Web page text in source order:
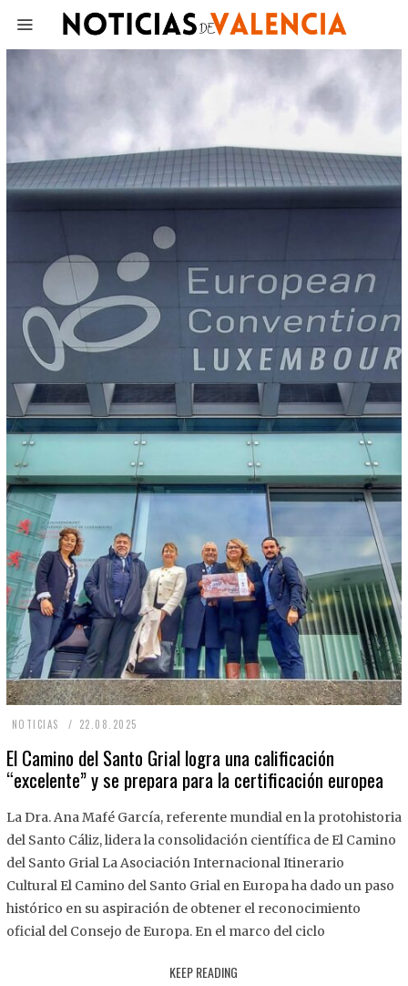
NOTICIAS 22.08.2025
.
8
2
2
El Camino del Santo Grial logra una calificación
“excelente” y se prepara para la certificación europea
La Dra. Ana Mafé García, referente mundial en la protohistoria
del Santo Cáliz, lidera la consolidación científica de El Camino
del Santo Grial La Asociación Internacional Itinerario
Cultural El Camino del Santo Grial en Europa ha dado un paso
histórico en su aspiración de obtener el reconocimiento
oficial del Consejo de Europa. En el marco del ciclo
KEEP READING